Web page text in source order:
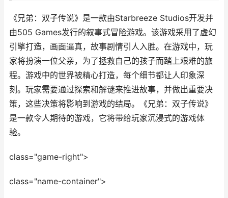
《兄弟：双子传说》是一款由Starbreeze Studios开发并
由505 Games发行的叙事式冒险游戏。该游戏采用了虚幻
引擎打造，画面逼真，故事剧情引人入胜。在游戏中，玩
家将扮演一位父亲，为了拯救自己的孩子而踏上艰难的旅
程。游戏中的世界被精心打造，每个细节都让人印象深
刻。玩家需要通过探索和解谜来推进故事，并做出重要决
策，这些决策将影响到游戏的结局。《兄弟：双子传说》
是一款令人期待的游戏，它将带给玩家沉浸式的游戏体
验。
class="game-right">
class="name-container">